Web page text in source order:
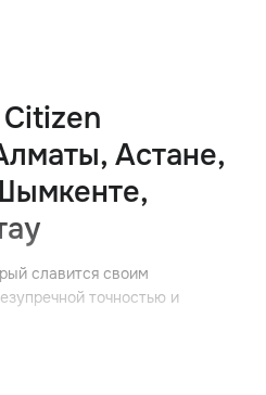
Астане,
славится своим
точностью и
в производстве часов.